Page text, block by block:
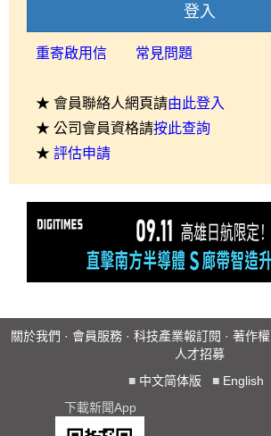
登入
重寄啟用信 常見問題
★ 會員聯絡人網頁請由此登入
★ 公司會員資格請按此查詢
★ 評估申請
關於我們 · 會員服務 · 科技產業報訂閱 · 著作權
人才招募
■ 中文简体版 ■ English
下載新聞App